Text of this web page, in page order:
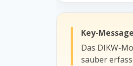
Key-Message
Das DIKW-
sauber